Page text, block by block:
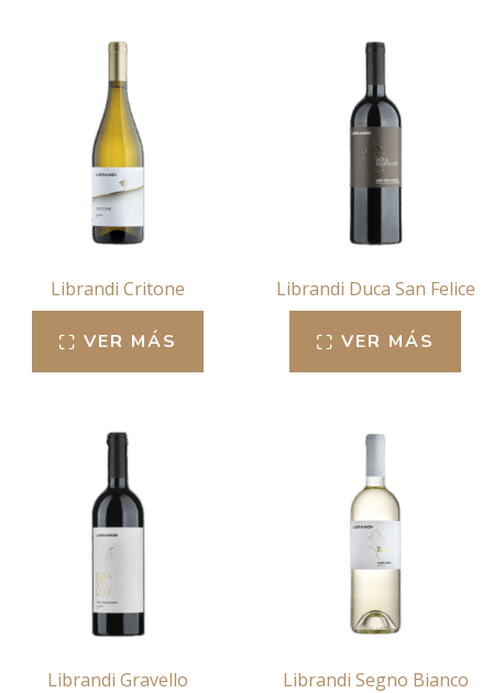
Librandi Critone
VER MÁS
Librandi Duca San Felice
VER MÁS
Librandi Gravello Librandi Segno Bianco